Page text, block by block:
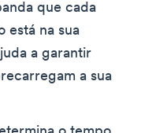
que cada
está na sua
a garantir
a sua